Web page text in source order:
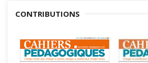
CONTRIBUTIONS